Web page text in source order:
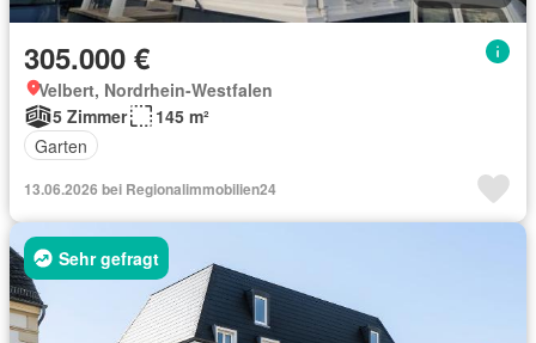
305.000 €
Velbert, Nordrhein-Westfalen
5 Zimmer
145 m²
Garten
13.06.2026 bei Regionalimmobilien24
Sehr gefragt